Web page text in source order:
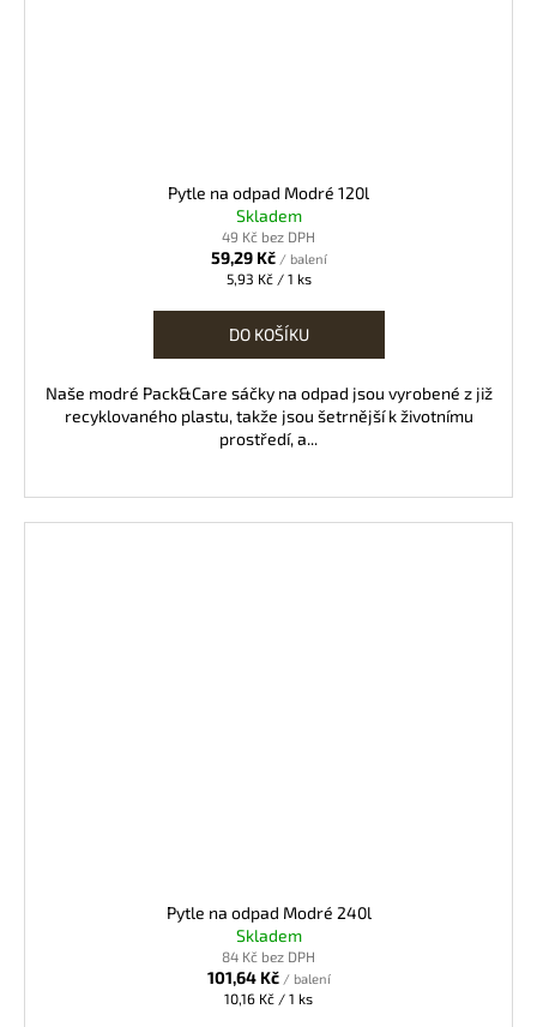
Pytle na odpad Modré 120l
Skladem
49 Kč bez DPH
59,29 Kč / balení
Měrná
5,93 Kč / 1 ks
DO KOŠÍKU
Naše modré Pack&Care sáčky na odpad jsou vyrobené z již
recyklovaného plastu, takže jsou šetrnější k životnímu
prostředí, a...
Pytle na odpad Modré 240l
Skladem
84 Kč bez DPH
101,64 Kč / balení
Měrná
10,16 Kč / 1 ks